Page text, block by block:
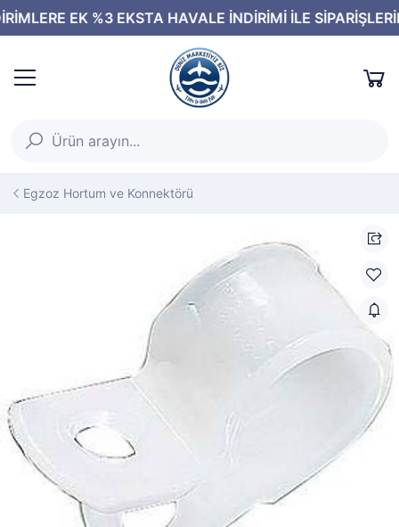
Egzoz Hortum ve Konnektörü